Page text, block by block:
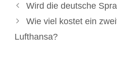
Wird die deutsche
Wie viel kostet ein
Lufthansa?